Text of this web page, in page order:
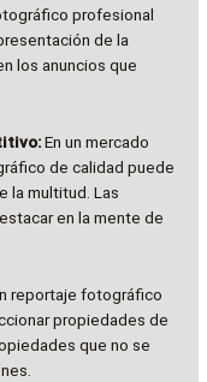
profesional
de la
los anuncios que
En un mercado
de calidad puede
la multitud. Las
en la mente de
reportaje fotográfico
propiedades de
que no se